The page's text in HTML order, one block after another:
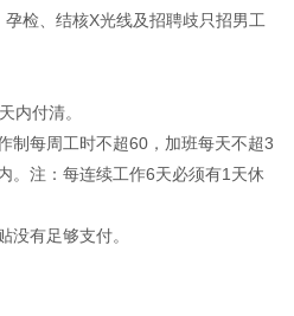
、结核X光线及招聘歧只招男工
付清。
每周工时不超60，加班每天不超3
。注：每连续工作6天必须有1天休
有足够支付。